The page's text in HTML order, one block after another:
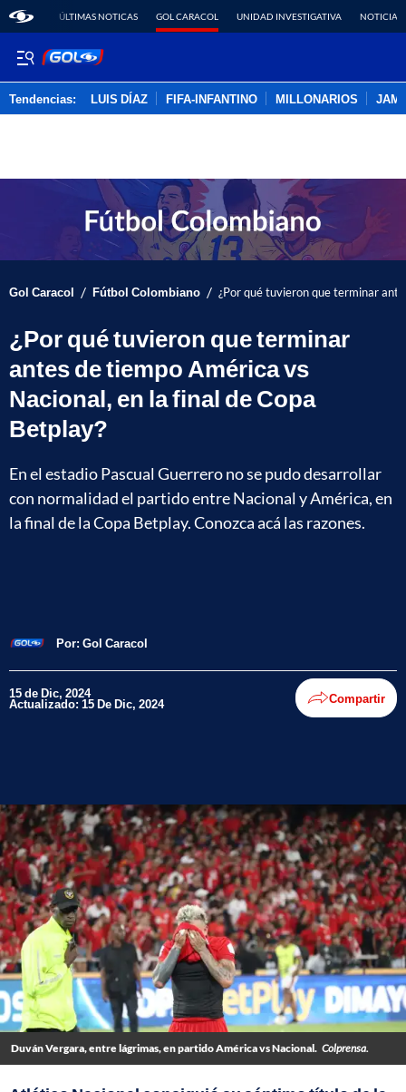
ÚLTIMAS NOTICAS GOL CARACOL UNIDAD INVESTIGATIVA NOTICIAS
Tendencias: LUIS DÍAZ FIFA-INFANTINO MILLONARIOS
Gol Caracol / Fútbol Colombiano / ¿Por qué tuvieron que terminar
¿Por qué tuvieron que terminar
antes de tiempo América vs
Nacional, en la final de Copa
Betplay?
En el estadio Pascual Guerrero no se pudo desarrollar
con normalidad el partido entre Nacional y América, en
la final de la Copa Betplay. Conozca acá las razones.
Por: Gol Caracol
15 de Dic, 2024
Actualizado: 15 De Dic, 2024 Compartir
Duván Vergara, entre lágrimas, en partido América vs Nacional. Colprensa.